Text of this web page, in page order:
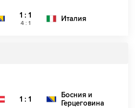
1 : 1
4: 1
Италия
1 : 1
Босния и
Герцеговина